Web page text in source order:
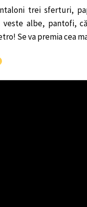
trei sferturi,
albe, pantofi,
Se va premia cea